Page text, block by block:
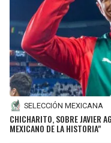
SELECCIÓN MEXICANA
CHICHARITO, SOBRE JAVIER
MEXICANO DE LA HISTORIA"